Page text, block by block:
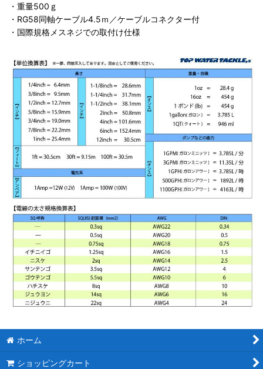
・重量500ｇ
・RG58同軸ケーブル4.5ｍ／ケーブルコネクター付
・国際規格メスネジでの取付け仕様
ホーム
ショッピングカート